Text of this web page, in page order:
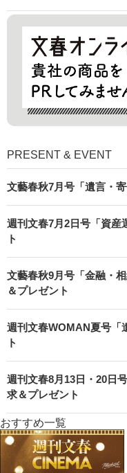
PRESENT & EVENT
文藝春秋7月号「遺言・
週刊文春7月2日号「資産
ト
文藝春秋9月号「金融・
＆プレゼント
週刊文春WOMAN夏号「
ト
週刊文春8月13日・20日
求＆プレゼント
おすすめ一覧